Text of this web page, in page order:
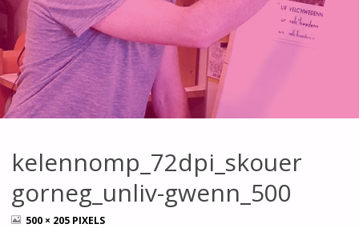
kelennomp_72dpi_skouer
gorneg_unliv-gwenn_500
FULL500 × 205 PIXELS